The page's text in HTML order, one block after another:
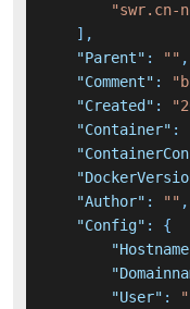
"swr.cn-
] ,
"Parent" : "" ,
"Comment" :
"Created" :
"Container" :
"Author" : "" ,
"Config" :
{
"User" :